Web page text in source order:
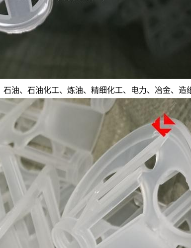
油、石油化工、炼油、精细化工、电力、冶金、造